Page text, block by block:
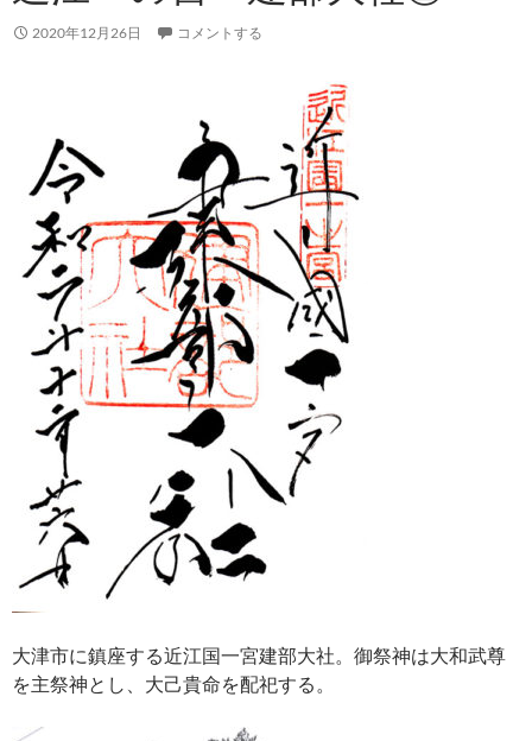
2020年12月26日 コメントする
大津市に鎮座する近江国一宮建部大社。御祭神は大和武尊
を主祭神とし、大己貴命を配祀する。